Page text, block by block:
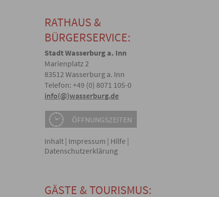
RATHAUS &
BÜRGERSERVICE:
Stadt Wasserburg a. Inn
Marienplatz 2
83512 Wasserburg a. Inn
Telefon: +49 (0) 8071 105-0
info(@)wasserburg.de
ÖFFNUNGSZEITEN
Inhalt | Impressum | Hilfe |
Datenschutzerklärung
GÄSTE & TOURISMUS: